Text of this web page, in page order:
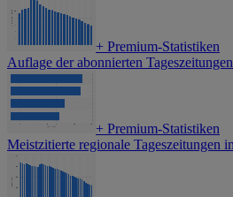
+ Premium-Statistiken
Auflage der abonnierten
+ Premium-Statistiken
Meistzitierte regionale Tageszeitungen